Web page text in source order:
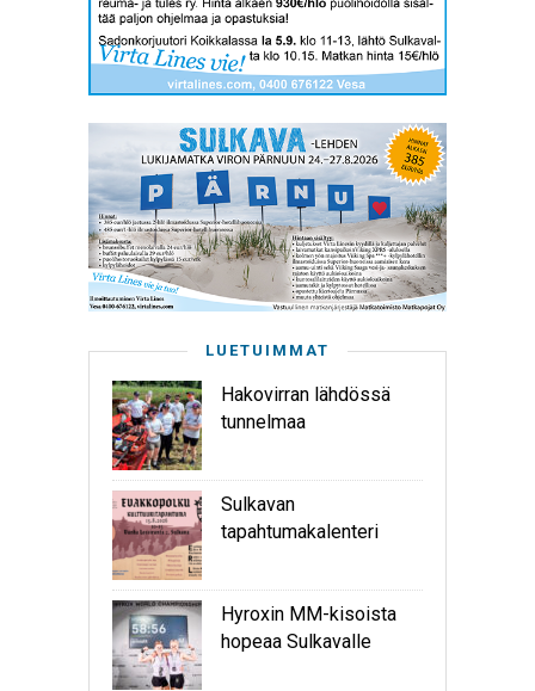
LUETUIMMAT
Hakovirran lähdössä
tunnelmaa
Sulkavan
tapahtumakalenteri
Hyroxin MM-kisoista
hopeaa Sulkavalle